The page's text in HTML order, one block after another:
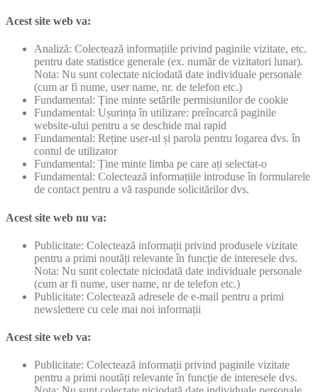
Acest site web va:
Analiză: Colectează informațiile privind paginile vizitate, etc.
pentru date statistice generale (ex. număr de vizitatori lunar).
Nota: Nu sunt colectate niciodată date individuale personale
(cum ar fi nume, user name, nr. de telefon etc.)
Fundamental: Ține minte setările permisiunilor de cookie
Fundamental: Ușurința în utilizare: preîncarcă paginile
website-ului pentru a se deschide mai rapid
Fundamental: Reține user-ul și parola pentru logarea dvs. în
contul de utilizator
Fundamental: Ține minte limba pe care ați selectat-o
Fundamental: Colectează informațiile introduse în formularele
de contact pentru a vă raspunde solicitărilor dvs.
Acest site web nu va:
Publicitate: Colectează informații privind produsele vizitate
pentru a primi noutăți relevante în funcție de interesele dvs.
Nota: Nu sunt colectate niciodată date individuale personale
(cum ar fi nume, user name, nr de telefon etc.)
Publicitate: Colectează adresele de e-mail pentru a primi
newslettere cu cele mai noi informații
Acest site web va:
Publicitate: Colectează informații privind paginile vizitate
pentru a primi noutăți relevante în funcție de interesele dvs.